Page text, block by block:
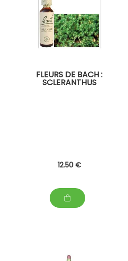
FLEURS DE BACH :
SCLERANTHUS
12.50 €